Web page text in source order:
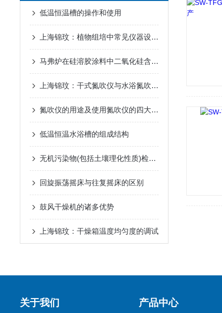
低温恒温槽的操作和使用
上海锦玟：植物组培中常见仪器设备一览
马弗炉在硅溶胶涂料中二氧化硅含量的检测应用
上海锦玟：干式氮吹仪与水浴氮吹仪的区别
氮吹仪的用途及使用氮吹仪的四大优势
低温恒温水浴槽的组成结构
无机污染物(包括土壤理化性质)检测实验室
回旋振荡摇床与往复摇床的区别
鼓风干燥机的诸多优势
上海锦玟：干燥箱温度均匀度的调试
关于我们 产品中心